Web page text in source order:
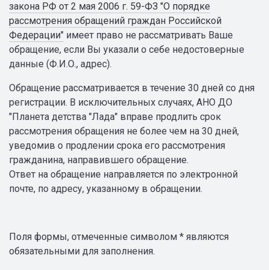
закона РФ от 2 мая 2006 г. 59-ФЗ "О порядке
рассмотрения обращений граждан Российской
Федерации" имеет право не рассматривать Ваше
обращение, если Вы указали о себе недостоверные
данные (Ф.И.О., адрес).
Обращение рассматривается в течение 30 дней со дня
регистрации. В исключительных случаях, АНО ДО
"Планета детства "Лада" вправе продлить срок
рассмотрения обращения не более чем на 30 дней,
уведомив о продлении срока его рассмотрения
гражданина, направившего обращение.
Ответ на обращение направляется по электронной
почте, по адресу, указанному в обращении.
Поля формы, отмеченные символом * являются
обязательными для заполнения.